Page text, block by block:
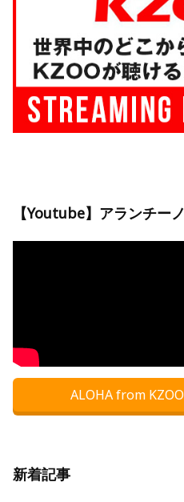
【Youtube】アランチー
ALOHA from KZOO
新着記事